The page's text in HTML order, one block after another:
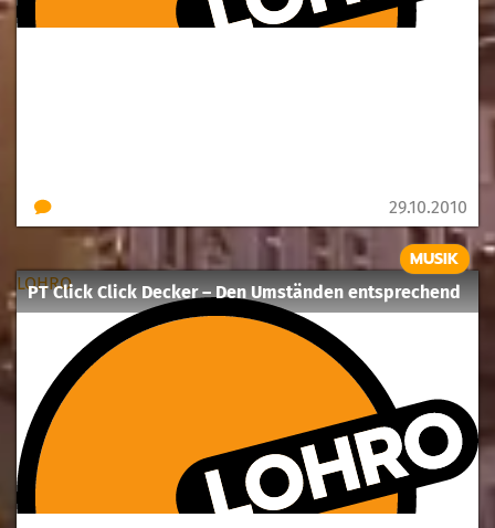
29.10.2010
LOHRO
PT Click Click Decker – Den Umständen entsprechend
MUSIK